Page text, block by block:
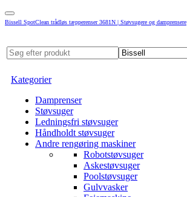
Bissell SpotClean trådløs tæpperenser 3681N | Støvsugere og damprensere
Kategorier
Damprenser
Støvsuger
Ledningsfri støvsuger
Håndholdt støvsuger
Andre rengøring maskiner
Robotstøvsuger
Askestøvsuger
Poolstøvsuger
Gulvvasker